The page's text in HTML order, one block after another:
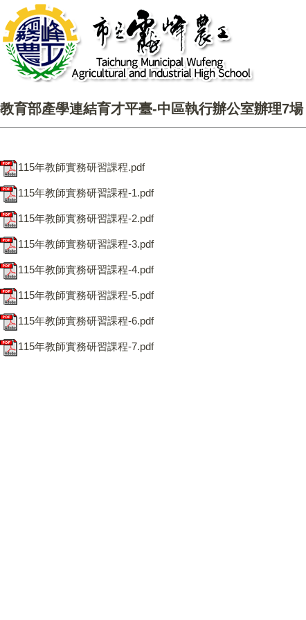
教育部產學連結育才平臺-中區執行辦公室辦理7
115年教師實務研習課程.pdf
115年教師實務研習課程-1.pdf
115年教師實務研習課程-2.pdf
115年教師實務研習課程-3.pdf
115年教師實務研習課程-4.pdf
115年教師實務研習課程-5.pdf
115年教師實務研習課程-6.pdf
115年教師實務研習課程-7.pdf